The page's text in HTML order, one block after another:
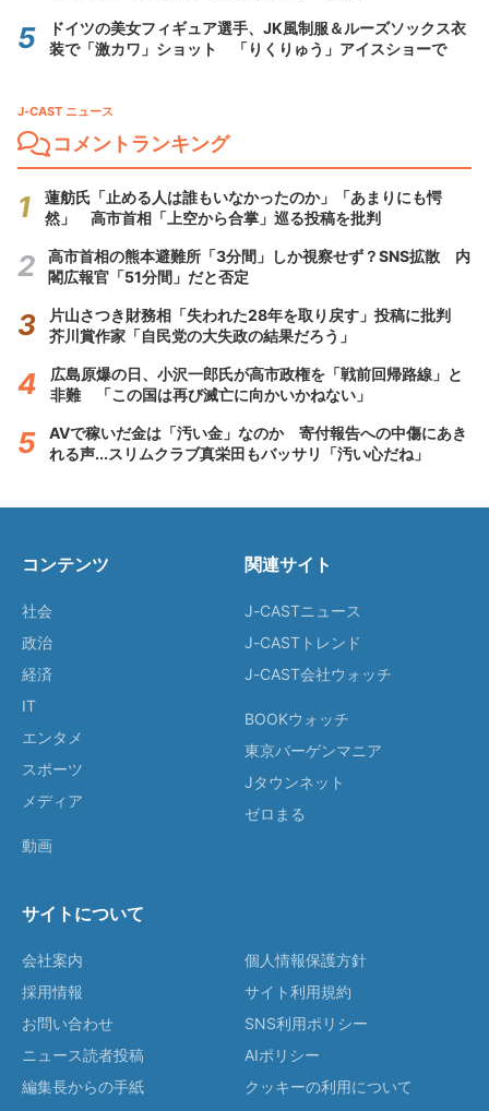
ドイツの美女フィギュア選手、JK風制服＆ルーズソックス衣
装で「激カワ」ショット 「りくりゅう」アイスショーで
J-CAST ニュース
コメントランキング
蓮舫氏「止める人は誰もいなかったのか」「あまりにも愕
然」 高市首相「上空から合掌」巡る投稿を批判
高市首相の熊本避難所「3分間」しか視察せず？SNS拡散 内
閣広報官「51分間」だと否定
片山さつき財務相「失われた28年を取り戻す」投稿に批判
芥川賞作家「自民党の大失政の結果だろう」
広島原爆の日、小沢一郎氏が高市政権を「戦前回帰路線」と
非難 「この国は再び滅亡に向かいかねない」
AVで稼いだ金は「汚い金」なのか 寄付報告への中傷にあき
れる声...スリムクラブ真栄田もバッサリ「汚い心だね」
コンテンツ
社会
政治
経済
IT
エンタメ
スポーツ
メディア
動画
関連サイト
J-CASTニュース
J-CASTトレンド
J-CAST会社ウォッチ
BOOKウォッチ
東京バーゲンマニア
Jタウンネット
ゼロまる
サイトについて
会社案内
採用情報
お問い合わせ
ニュース読者投稿
編集長からの手紙
個人情報保護方針
サイト利用規約
SNS利用ポリシー
AIポリシー
クッキーの利用について